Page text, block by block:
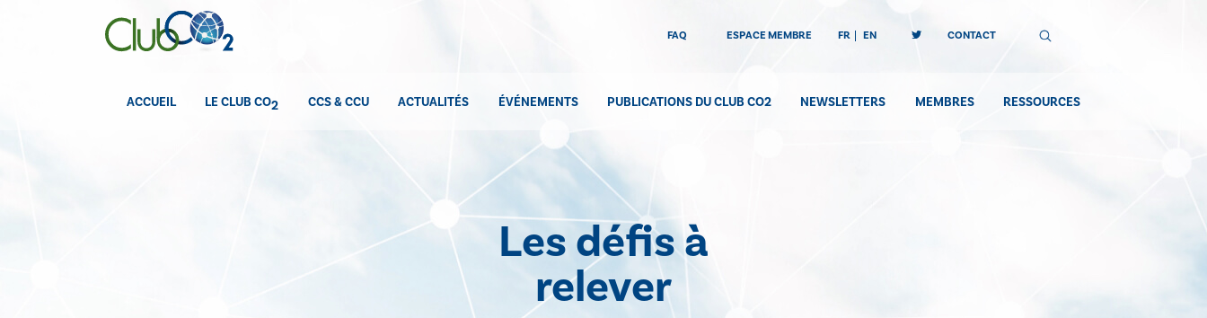
FAQ ESPACE MEMBRE FR EN CONTACT
ACCUEIL LE CLUB CO2 CCS & CCU ACTUALITÉS ÉVÉNEMENTS PUBLICATIONS DU CLUB CO2 NEWSLETTERS MEMBRES RESSOURCES
Les défis à
relever